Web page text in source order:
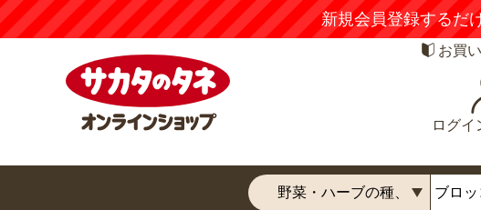
新規会員登録するだ
お買
ログイ